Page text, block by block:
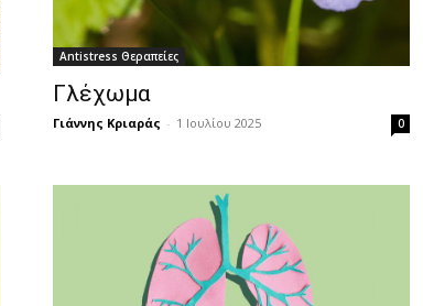
Antistress Θεραπείες
Γλέχωμα
Γιάννης Κριαράς - 1 Ιουλίου 2025 0